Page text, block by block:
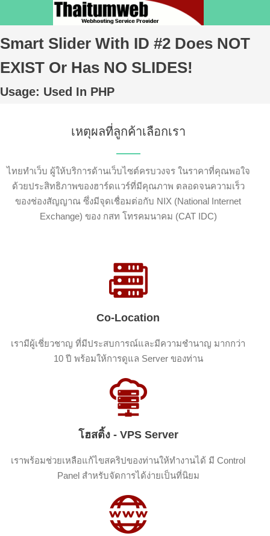
Smart Slider With ID #2 Does NOT
EXIST Or Has NO SLIDES!
Usage: Used In PHP
เหตุผลที่ลูกค้าเลือกเรา
ไทยทำเว็บ ผู้ให้บริการด้านเว็บไซต์ครบวงจร ในราคาที่คุณพอใจ
ด้วยประสิทธิภาพของฮาร์ดแวร์ที่มีคุณภาพ ตลอดจนความเร็ว
ของช่องสัญญาณ ซึ่งมีจุดเชื่อมต่อกับ NIX (National Internet
Exchange) ของ กสท โทรคมนาคม (CAT IDC)
Co-Location
เรามีผู้เชี่ยวชาญ ที่มีประสบการณ์และมีความชำนาญ มากกว่า
10 ปี พร้อมให้การดูแล Server ของท่าน
โฮสติ้ง - VPS Server
เราพร้อมช่วยเหลือแก้ไขสคริปของท่านให้ทำงานได้ มี Control
Panel สำหรับจัดการได้ง่ายเป็นที่นิยม